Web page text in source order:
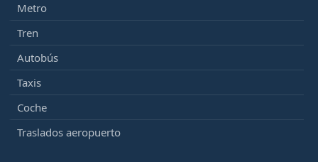
Metro
Tren
Autobús
Taxis
Coche
Traslados aeropuerto